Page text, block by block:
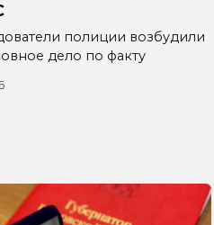
полиции возбудили
дело по факту